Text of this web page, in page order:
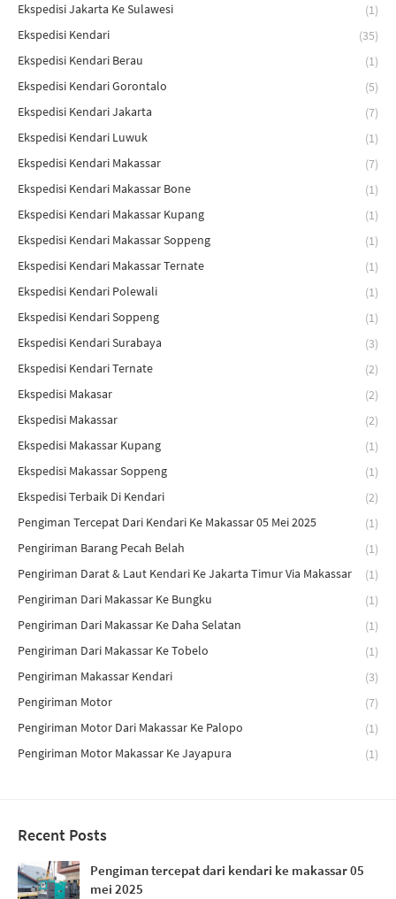
Ekspedisi Jakarta Ke Sulawesi
(1)
Ekspedisi Kendari
(35)
Ekspedisi Kendari Berau
(1)
Ekspedisi Kendari Gorontalo
(5)
Ekspedisi Kendari Jakarta
(7)
Ekspedisi Kendari Luwuk
(1)
Ekspedisi Kendari Makassar
(7)
Ekspedisi Kendari Makassar Bone
(1)
Ekspedisi Kendari Makassar Kupang
(1)
Ekspedisi Kendari Makassar Soppeng
(1)
Ekspedisi Kendari Makassar Ternate
(1)
Ekspedisi Kendari Polewali
(1)
Ekspedisi Kendari Soppeng
(1)
Ekspedisi Kendari Surabaya
(3)
Ekspedisi Kendari Ternate
(2)
Ekspedisi Makasar
(2)
Ekspedisi Makassar
(2)
Ekspedisi Makassar Kupang
(1)
Ekspedisi Makassar Soppeng
(1)
Ekspedisi Terbaik Di Kendari
(2)
Pengiman Tercepat Dari Kendari Ke Makassar 05 Mei 2025
(1)
Pengiriman Barang Pecah Belah
(1)
Pengiriman Darat & Laut Kendari Ke Jakarta Timur Via Makassar
(1)
Pengiriman Dari Makassar Ke Bungku
(1)
Pengiriman Dari Makassar Ke Daha Selatan
(1)
Pengiriman Dari Makassar Ke Tobelo
(1)
Pengiriman Makassar Kendari
(3)
Pengiriman Motor
(7)
Pengiriman Motor Dari Makassar Ke Palopo
(1)
Pengiriman Motor Makassar Ke Jayapura
(1)
Recent Posts
Pengiman tercepat dari kendari ke makassar 05
mei 2025